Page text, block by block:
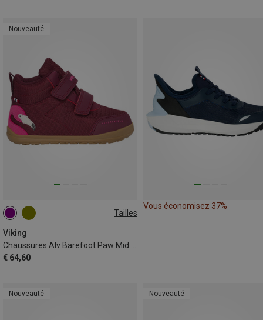
Nouveauté
Tailles
Viking
Chaussures Alv Barefoot Paw Mid WP 2V enfant
€ 64,60
Vous économisez 37%
Nouveauté Nouveauté